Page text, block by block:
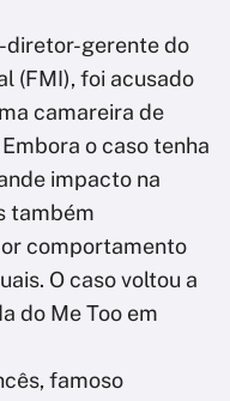
diretor-gerente do
(FMI), foi acusado
camareira de
o caso tenha
impacto na
também
comportamento
O caso voltou a
do Me Too em
famoso